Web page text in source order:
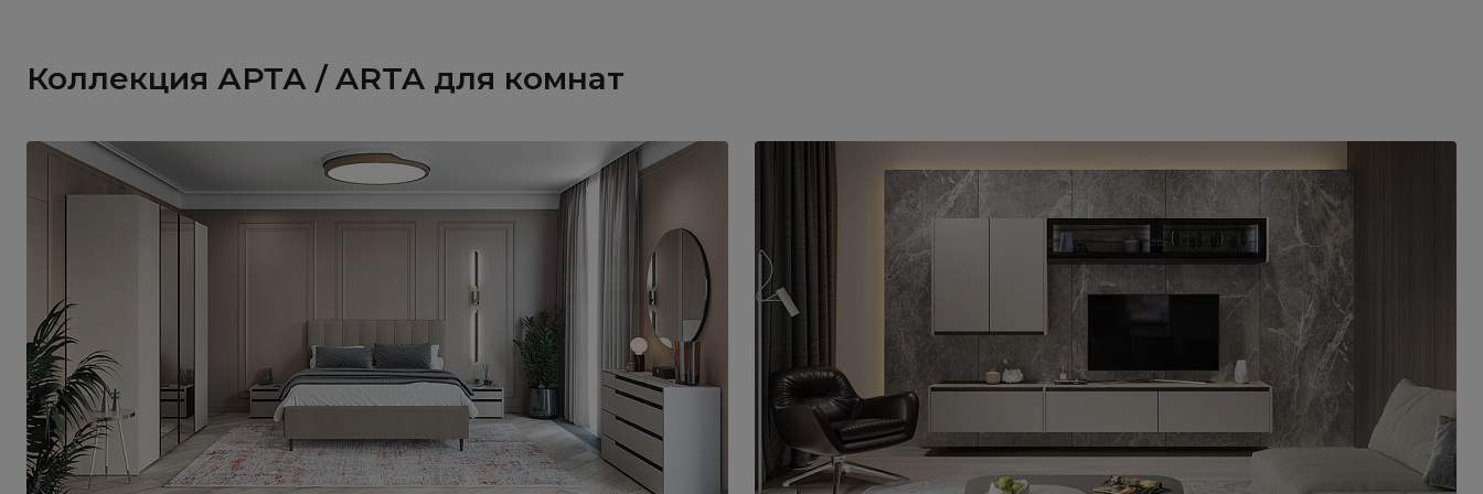
Коллекция АРТА / ARTA для комнат